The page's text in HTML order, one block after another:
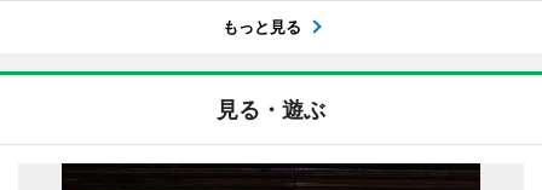
もっと見る
見る・遊ぶ